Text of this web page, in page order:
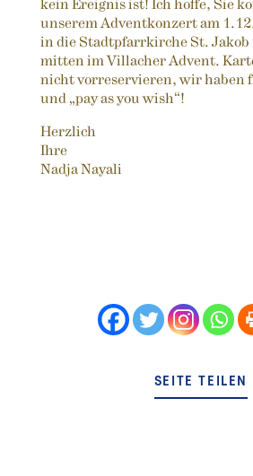
kein Ereignis ist! Ich hoffe, Sie
unserem Adventkonzert am
in die Stadtpfarrkirche St. Jakob
mitten im Villacher Advent.
nicht vorreservieren, wir haben
und „pay as you wish“!
Herzlich
Ihre
Nadja Nayali
SEITE TEILEN